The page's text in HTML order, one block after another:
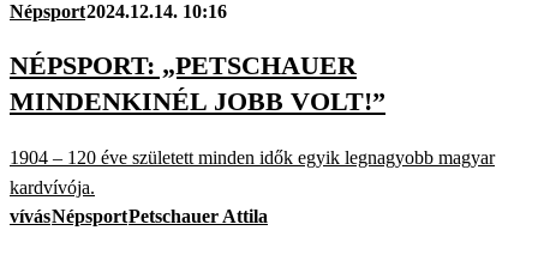
Népsport2024.12.14. 10:16
NÉPSPORT: „PETSCHAUER
MINDENKINÉL JOBB VOLT!”
1904 – 120 éve született minden idők egyik legnagyobb magyar
kardvívója.
vívásNépsportPetschauer Attila